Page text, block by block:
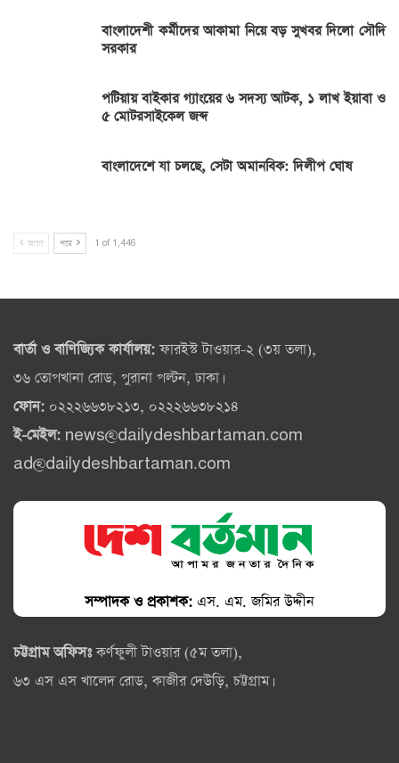
বাংলাদেশী কর্মীদের আকামা নিয়ে বড় সুখবর দিলো সৌদি
সরকার
পটিয়ায় বাইকার গ্যাংয়ের ৬ সদস্য আটক, ১ লাখ ইয়াবা ও
৫ মোটরসাইকেল জব্দ
বাংলাদেশে যা চলছে, সেটা অমানবিক: দিলীপ ঘোষ
আগে পরে 1 of 1,446
বার্তা ও বাণিজ্যিক কার্যালয়:ফারইস্ট টাওয়ার-২ (৩য় তলা),
৩৬ তোপখানা রোড, পুরানা পল্টন, ঢাকা।
ফোন: ০২২২৬৬৩৮২১৩, ০২২২৬৬৩৮২১৪
ই-মেইল: news@dailydeshbartaman.com
ad@dailydeshbartaman.com
সম্পাদক ও প্রকাশক: এস. এম. জমির উদ্দীন
চট্টগ্রাম অফিসঃকর্ণফুলী টাওয়ার (৫ম তলা),
৬৩ এস এস খালেদ রোড, কাজীর দেউড়ি, চট্টগ্রাম।